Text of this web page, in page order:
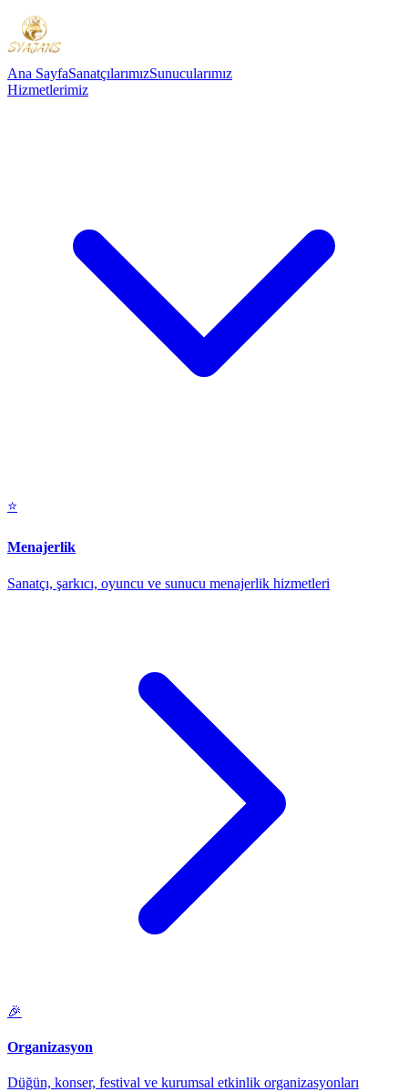
Ana SayfaSanatçılarımızSunucularımız
Hizmetlerimiz
⭐
Menajerlik
Sanatçı, şarkıcı, oyuncu ve sunucu menajerlik hizmetleri
🎉
Organizasyon
Düğün, konser, festival ve kurumsal etkinlik organizasyonları